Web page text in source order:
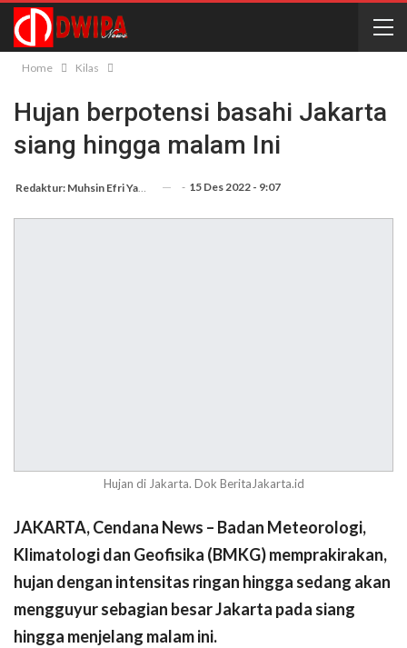
Home Kilas
Hujan berpotensi basahi Jakarta
siang hingga malam Ini
- 15 Des 2022 - 9:07
Hujan di Jakarta. Dok BeritaJakarta.id
JAKARTA, Cendana News – Badan Meteorologi,
Klimatologi dan Geofisika (BMKG) memprakirakan,
hujan dengan intensitas ringan hingga sedang akan
mengguyur sebagian besar Jakarta pada siang
hingga menjelang malam ini.